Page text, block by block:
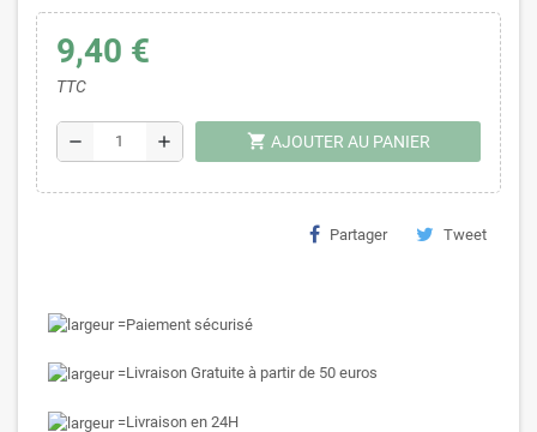
9,40 €
TTC
remove add shopping_cart AJOUTER AU PANIER
Partager Tweet
Paiement sécurisé
Livraison Gratuite à partir de 50 euros
Livraison en 24H